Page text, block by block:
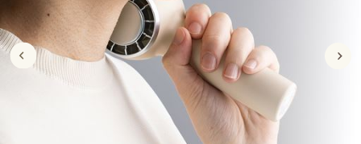
寝具・ベッド
カーテン・ラグ・ファブリック
美容・健康・サプリメント
制服・スクールすべて
制服・学生服
ジュニア・ティーンズ下着
大きいサイズ
大きいサイズ通販すべて
大きいサイズ レディース服
バーゲン
カーテン・ラグ・ファブリック
制服・学生服
ジュニア・ティーンズ下着
大きいサイズ通販すべて
大きいサイズ レディース服
大きいサイズ レディース下着
バーゲン
バーゲンセール
詳細検索